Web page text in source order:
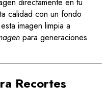
directamente en tu
calidad con un fondo
imagen limpia a
para generaciones
Recortes